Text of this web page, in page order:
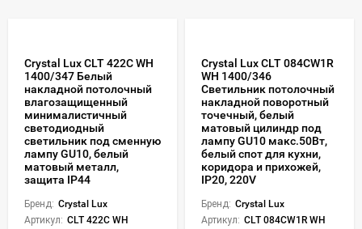
Crystal Lux CLT 422C WH
1400/347 Белый
накладной потолочный
влагозащищенный
минималистичный
светодиодный
светильник под сменную
лампу GU10, белый
матовый металл,
защита IP44
Бренд: Crystal Lux
Артикул: CLT 422C WH
Crystal Lux CLT 084CW1R
WH 1400/346
Светильник потолочный
накладной поворотный
точечный, белый
матовый цилиндр под
лампу GU10 макс.50Вт,
белый спот для кухни,
коридора и прихожей,
IP20, 220V
Бренд: Crystal Lux
Артикул: CLT 084CW1R WH